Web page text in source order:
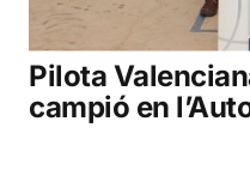
Pilota
campió en